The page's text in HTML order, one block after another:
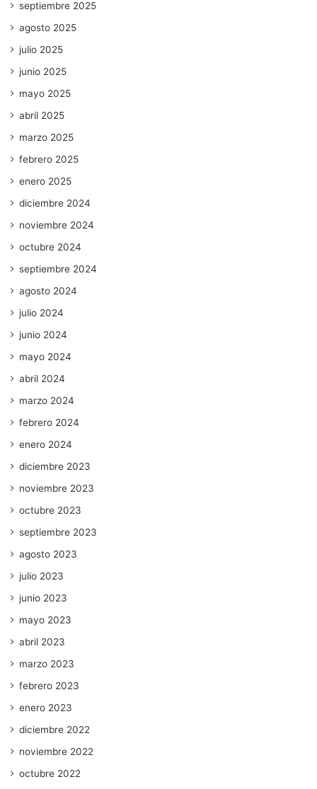
septiembre 2025
agosto 2025
julio 2025
junio 2025
mayo 2025
abril 2025
marzo 2025
febrero 2025
enero 2025
diciembre 2024
noviembre 2024
octubre 2024
septiembre 2024
agosto 2024
julio 2024
junio 2024
mayo 2024
abril 2024
marzo 2024
febrero 2024
enero 2024
diciembre 2023
noviembre 2023
octubre 2023
septiembre 2023
agosto 2023
julio 2023
junio 2023
mayo 2023
abril 2023
marzo 2023
febrero 2023
enero 2023
diciembre 2022
noviembre 2022
octubre 2022